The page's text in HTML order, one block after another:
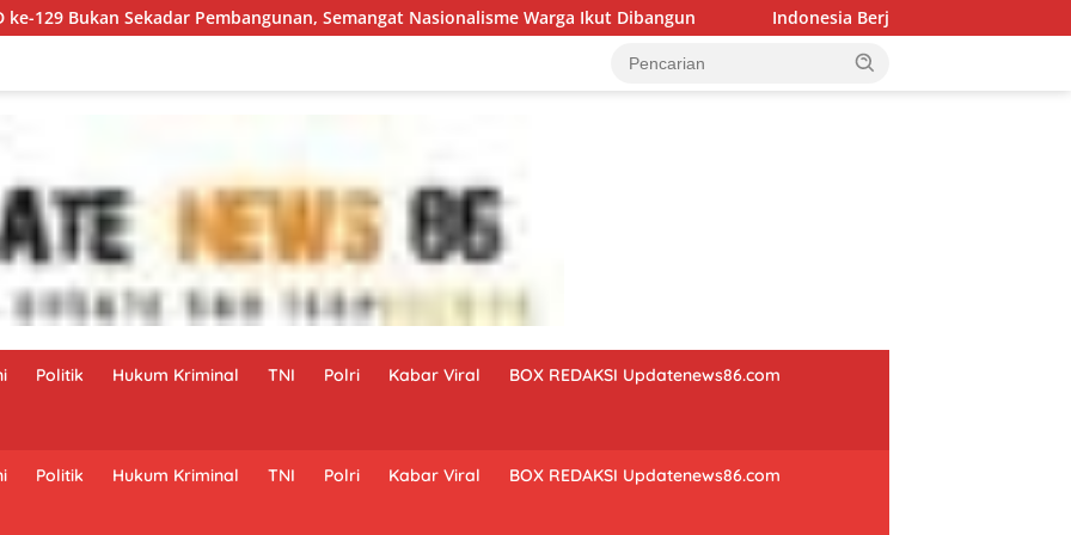
Sekadar Pembangunan, Semangat Nasionalisme Warga Ikut Dibangun Indonesia Berjaya Raih Juara Umum Indonesia
Politik Hukum Kriminal TNI Polri Kabar Viral BOX REDAKSI Updatenews86.com
Politik Hukum Kriminal TNI Polri Kabar Viral BOX REDAKSI Updatenews86.com